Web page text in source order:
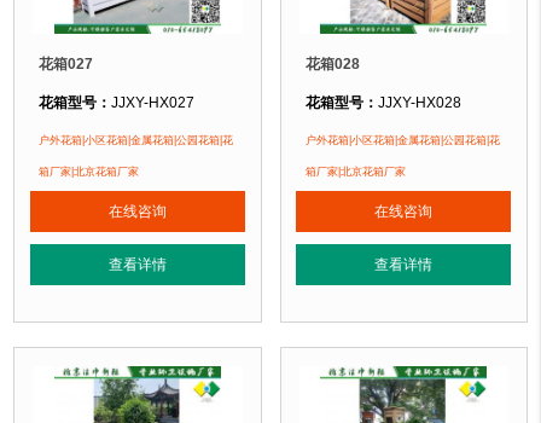
花箱027
花箱型号：JJXY-HX027
花箱规格：可根据客户需求定制！
花箱材质：金属镂空/铝合金/塑木/防腐木
花箱周期：现货花箱 即拍即发
1、花箱不会对环境产生污染。2、花箱在视觉上，线条流畅，外
正在使用该花箱的部分客户：
朝阳某小区、苏州某别墅区、海淀某小区....
户外花箱|小区花箱|金属花箱|公园花箱|花
箱厂家|北京花箱厂家
在线咨询
查看详情
花箱028
花箱型号： JJXY-HX028
花箱规格：可根据客户需求定制！
花箱材质：金属镂空/铝合金/塑木/防
花箱周期：现货花箱 即拍即发
1、花箱不会对环境产生
正在使用该花箱的部分客户：
朝阳某小区、苏州某别墅区、海淀某
户外花箱|小区花箱|金属花箱|公园花箱|花
箱厂家|北京花箱厂家
在线咨询
查看详情